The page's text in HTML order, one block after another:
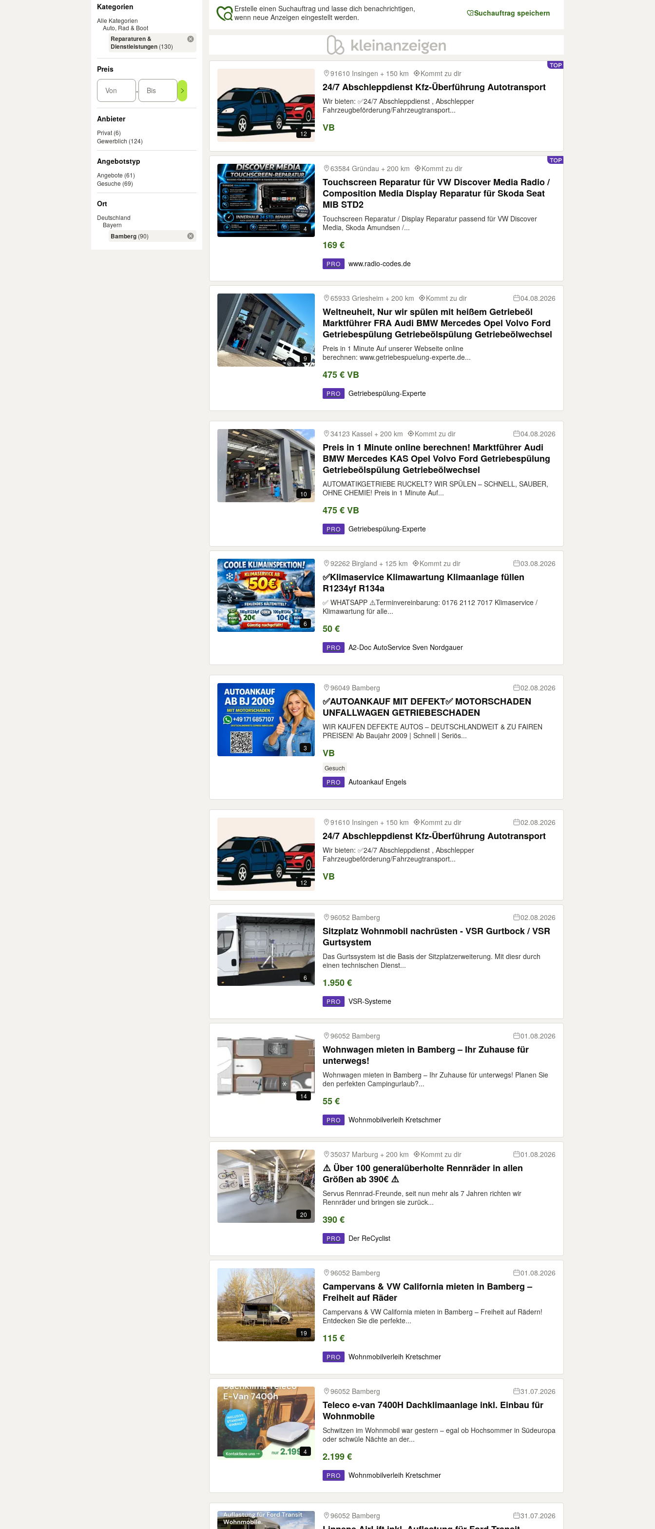
Kategorien
Alle Kategorien
Auto, Rad & Boot
Reparaturen &
Dienstleistungen (130)
Preis
Von - Bis
Anbieter
Privat (6)
Gewerblich (124)
Angebotstyp
Angebote (61)
Gesuche (69)
Ort
Deutschland
Bayern
Bamberg (90)
Erstelle einen Suchauftrag und lasse dich benachrichtigen,
wenn neue Anzeigen eingestellt werden.
Suchauftrag speichern
Ergebnisse
12
91610 Insingen + 150 km Kommt zu dir
24/7 Abschleppdienst Kfz-Überführung Autotransport
Wir bieten: ✅24/7 Abschleppdienst , Abschlepper
Fahrzeugbeförderung/Fahrzeugtransport...
VB
4
63584 Gründau + 200 km Kommt zu dir
Touchscreen Reparatur für VW Discover Media Radio /
Composition Media Display Reparatur für Skoda Seat
MIB STD2
Touchscreen Reparatur / Display Reparatur passend für VW Discover
Media, Skoda Amundsen /...
169 €
PRO www.radio-codes.de
9
65933 Griesheim + 200 km Kommt zu dir 04.08.2026
Weltneuheit, Nur wir spülen mit heißem Getriebeöl
Marktführer FRA Audi BMW Mercedes Opel Volvo Ford
Getriebespülung Getriebeölspülung Getriebeölwechsel
Preis in 1 Minute Auf unserer Webseite online
berechnen: www.getriebespuelung-experte.de...
475 € VB
PRO Getriebespülung-Experte
10
34123 Kassel + 200 km Kommt zu dir 04.08.2026
Preis in 1 Minute online berechnen! Marktführer Audi
BMW Mercedes KAS Opel Volvo Ford Getriebespülung
Getriebeölspülung Getriebeölwechsel
AUTOMATIKGETRIEBE RUCKELT? WIR SPÜLEN – SCHNELL, SAUBER,
OHNE CHEMIE! Preis in 1 Minute Auf...
475 € VB
PRO Getriebespülung-Experte
6
92262 Birgland + 125 km Kommt zu dir 03.08.2026
✅Klimaservice Klimawartung Klimaanlage füllen
R1234yf R134a
✅ WHATSAPP ⚠️Terminvereinbarung: 0176 2112 7017 Klimaservice /
Klimawartung für alle...
50 €
PRO A2-Doc AutoService Sven Nordgauer
3
96049 Bamberg 02.08.2026
✅AUTOANKAUF MIT DEFEKT✅ MOTORSCHADEN
UNFALLWAGEN GETRIEBESCHADEN
WIR KAUFEN DEFEKTE AUTOS – DEUTSCHLANDWEIT & ZU FAIREN
PREISEN! Ab Baujahr 2009 | Schnell | Seriös...
VB
Gesuch
PRO
Autoankauf Engels
12
91610 Insingen + 150 km Kommt zu dir 02.08.2026
24/7 Abschleppdienst Kfz-Überführung Autotransport
Wir bieten: ✅24/7 Abschleppdienst , Abschlepper
Fahrzeugbeförderung/Fahrzeugtransport...
VB
6
96052 Bamberg 02.08.2026
Sitzplatz Wohnmobil nachrüsten - VSR Gurtbock / VSR
Gurtsystem
Das Gurtssystem ist die Basis der Sitzplatzerweiterung. Mit diesr durch
einen technischen Dienst...
1.950 €
PRO VSR-Systeme
14
96052 Bamberg 01.08.2026
Wohnwagen mieten in Bamberg – Ihr Zuhause für
unterwegs!
Wohnwagen mieten in Bamberg – Ihr Zuhause für unterwegs! Planen Sie
den perfekten Campingurlaub?...
55 €
PRO Wohnmobilverleih Kretschmer
20
35037 Marburg + 200 km Kommt zu dir 01.08.2026
⚠️ Über 100 generalüberholte Rennräder in allen
Größen ab 390€ ⚠️
Servus Rennrad-Freunde, seit nun mehr als 7 Jahren richten wir
Rennräder und bringen sie zurück...
390 €
PRO Der ReCyclist
19
96052 Bamberg 01.08.2026
Campervans & VW California mieten in Bamberg –
Freiheit auf Räder
Campervans & VW California mieten in Bamberg – Freiheit auf Rädern!
Entdecken Sie die perfekte...
115 €
PRO Wohnmobilverleih Kretschmer
4
96052 Bamberg 31.07.2026
Teleco e-van 7400H Dachklimaanlage inkl. Einbau für
Wohnmobile
Schwitzen im Wohnmobil war gestern – egal ob Hochsommer in Südeuropa
oder schwüle Nächte an der...
2.199 €
PRO Wohnmobilverleih Kretschmer
96052 Bamberg 31.07.2026